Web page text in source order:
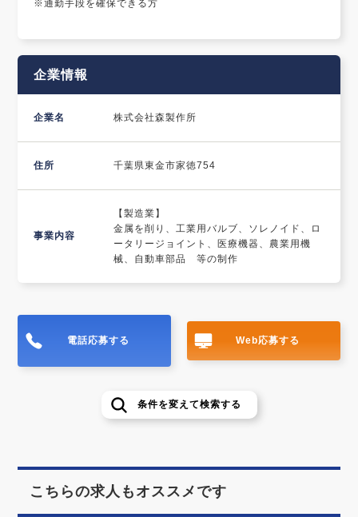
※通勤手段を確保できる方
企業情報
企業名 株式会社森製作所
住所 千葉県東金市家徳754
事業内容
【製造業】
金属を削り、工業用バルブ、ソレノイド、ロ
ータリージョイント、医療機器、農業用機
械、自動車部品 等の制作
電話応募する Web応募する
条件を変えて検索する
こちらの求人もオススメです